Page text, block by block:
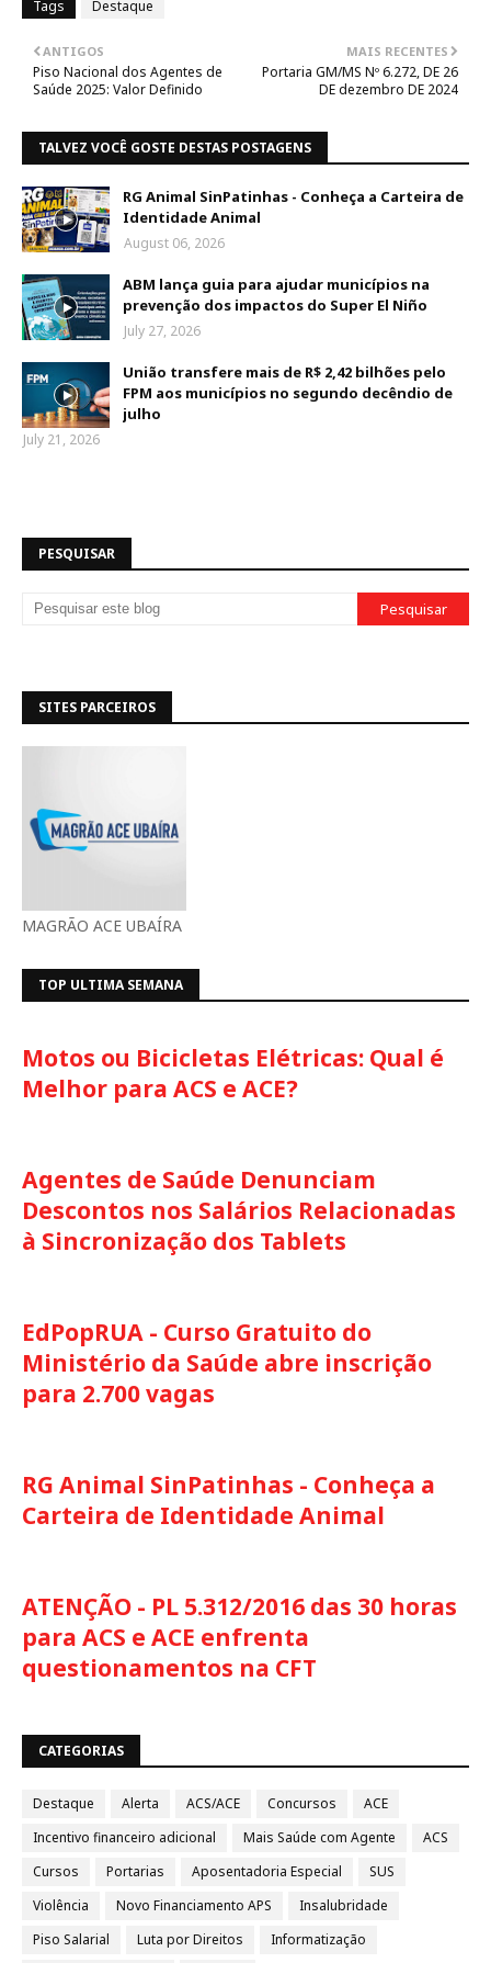
Tags Destaque
MAIS RECENTES
Portaria GM/MS Nº 6.272, DE 26
DE dezembro DE 2024
ANTIGOS
Piso Nacional dos Agentes de
Saúde 2025: Valor Definido
TALVEZ VOCÊ GOSTE DESTAS POSTAGENS
RG Animal SinPatinhas - Conheça a Carteira de
Identidade Animal
August 06, 2026
ABM lança guia para ajudar municípios na
prevenção dos impactos do Super El Niño
July 27, 2026
União transfere mais de R$ 2,42 bilhões pelo
FPM aos municípios no segundo decêndio de
julho
July 21, 2026
PESQUISAR
SITES PARCEIROS
MAGRÃO ACE UBAÍRA
TOP ULTIMA SEMANA
Motos ou Bicicletas Elétricas: Qual é
Melhor para ACS e ACE?
Agentes de Saúde Denunciam
Descontos nos Salários Relacionadas
à Sincronização dos Tablets
EdPopRUA - Curso Gratuito do
Ministério da Saúde abre inscrição
para 2.700 vagas
RG Animal SinPatinhas - Conheça a
Carteira de Identidade Animal
ATENÇÃO - PL 5.312/2016 das 30 horas
para ACS e ACE enfrenta
questionamentos na CFT
CATEGORIAS
Destaque Alerta ACS/ACE Concursos
ACE
Incentivo financeiro adicional
Mais Saúde com Agente
ACS
Cursos
Portarias Aposentadoria Especial
SUS
Violência
Novo Financiamento APS
Insalubridade
Piso Salarial
Luta por Direitos
Informatização